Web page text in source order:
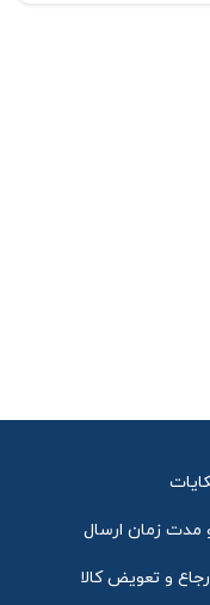
مدت زمان ارسال
و تعویض کالا